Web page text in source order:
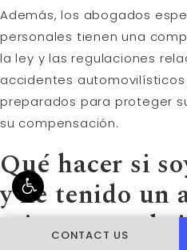
Además, los abogados
personales tienen una
la ley y las regulaciones
accidentes
preparados para proteger
su compensación.
Qué hacer si
y he tenido un
mientras
CONTACT US